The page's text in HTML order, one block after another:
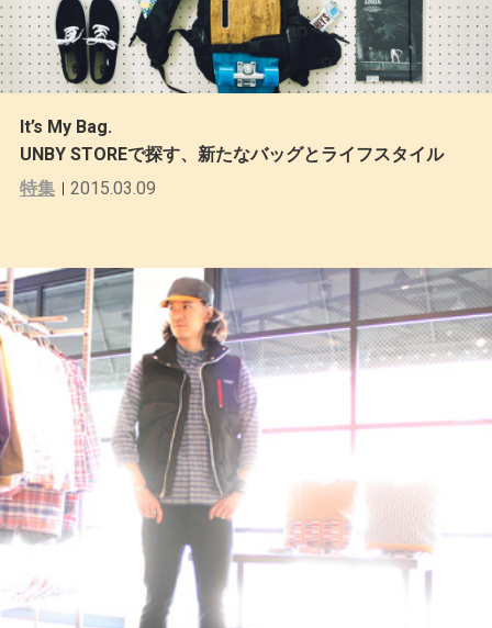
It’s My Bag.
UNBY STOREで探す、新たなバッグとライフスタイル
特集
2015.03.09